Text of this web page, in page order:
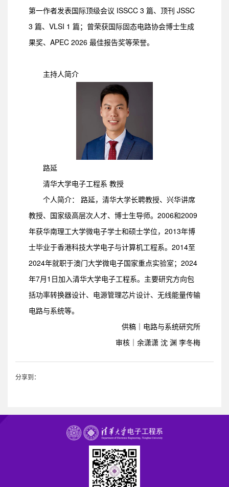
第一作者发表国际顶级会议 ISSCC 3 篇、顶刊 JSSC
3 篇、VLSI 1 篇；曾荣获国际固态电路协会博士生成
果奖、APEC 2026 最佳报告奖等荣誉。
主持人简介
路延
清华大学电子工程系 教授
个人简介： 路延，清华大学长聘教授、兴华讲席
教授、国家级高层次人才、博士生导师。2006和2009
年获华南理工大学微电子学士和硕士学位，2013年博
士毕业于香港科技大学电子与计算机工程系。2014至
2024年就职于澳门大学微电子国家重点实验室；2024
年7月1日加入清华大学电子工程系。主要研究方向包
括功率转换器设计、电源管理芯片设计、无线能量传输
电路与系统等。
供稿｜电路与系统研究所
审核｜余潇潇 沈 渊 李冬梅
分享到：